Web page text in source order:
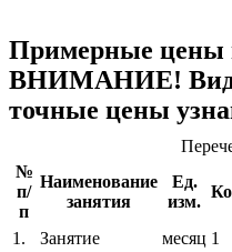
Примерные цены
ВНИМАНИЕ! Виды
точные цены
№
п/
п
Наименование
занятия
Ед.
изм.
1.
Занятие месяц 1